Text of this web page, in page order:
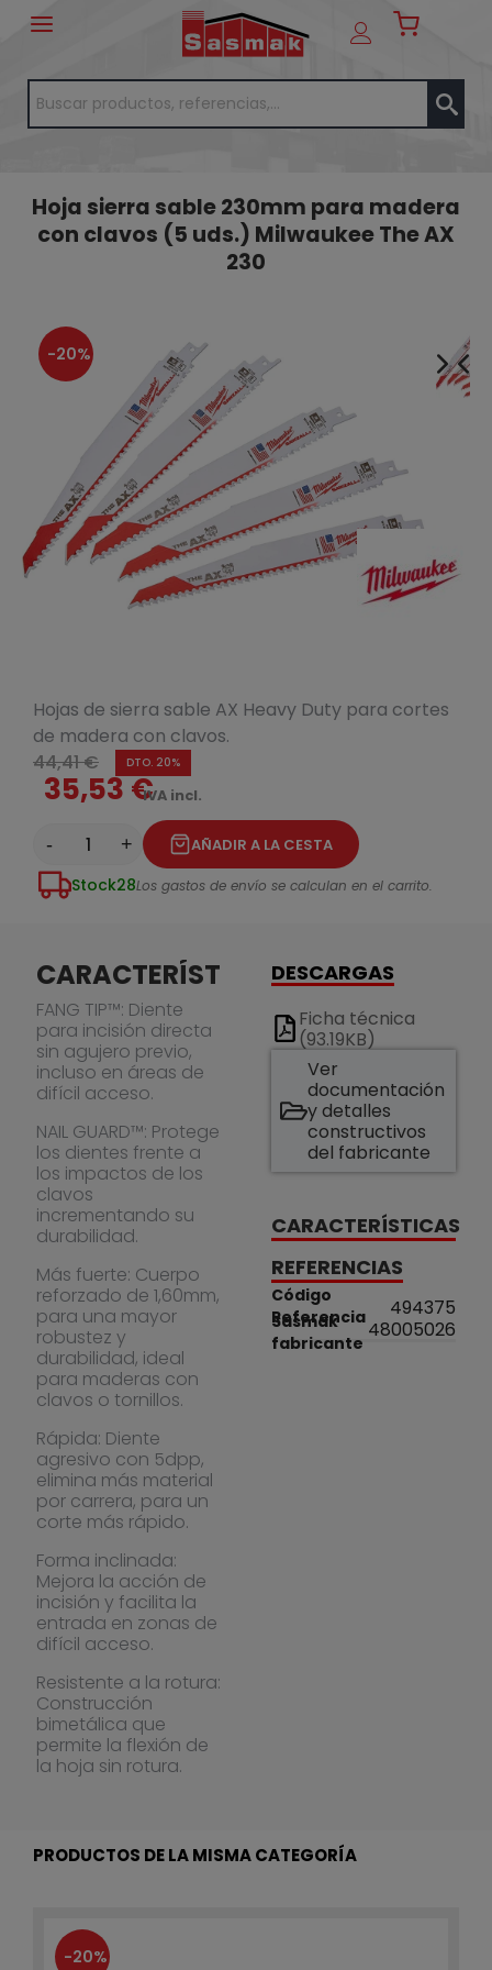
Hoja sierra sable 230mm para madera
con clavos (5 uds.) Milwaukee The AX
230
-20%
Hojas de sierra sable AX Heavy Duty para cortes
de madera con clavos.
44,41 €
DTO. 20%
35,53 €IVA incl.
- + AÑADIR A LA CESTA
Stock28Los gastos de envío se calculan en el carrito.
CARACTERÍSTICAS
FANG TIP™: Diente
para incisión directa
sin agujero previo,
incluso en áreas de
difícil acceso.
NAIL GUARD™: Protege
los dientes frente a
los impactos de los
clavos
incrementando su
durabilidad.
Más fuerte: Cuerpo
reforzado de 1,60mm,
para una mayor
robustez y
durabilidad, ideal
para maderas con
clavos o tornillos.
Rápida: Diente
agresivo con 5dpp,
elimina más material
por carrera, para un
corte más rápido.
Forma inclinada:
Mejora la acción de
incisión y facilita la
entrada en zonas de
difícil acceso.
Resistente a la rotura:
Construcción
bimetálica que
permite la flexión de
la hoja sin rotura.
DESCARGAS
Ficha técnica
(93.19KB)
Ver
documentación
y detalles
constructivos
del fabricante
CARACTERÍSTICAS
REFERENCIAS
Código
Sasmak
494375
Referencia
fabricante
48005026
PRODUCTOS DE LA MISMA CATEGORÍA
-20%